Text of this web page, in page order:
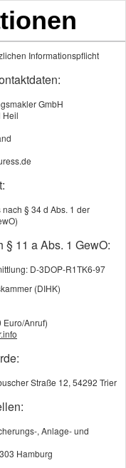
Informationspflicht
GmbH
Heil
§ 34 d Abs. 1 der
11 a Abs. 1 GewO:
D-3DOP-R1TK6-97
(DIHK)
Euro/Anruf)
Straße 12, 54292 Trier
, Anlage- und
Hamburg